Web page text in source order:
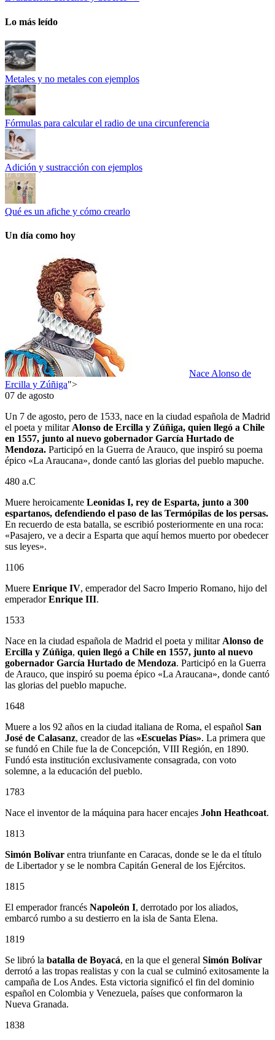
Lo más leído
Metales y no metales con ejemplos
Fórmulas para calcular el radio de una circunferencia
Adición y sustracción con ejemplos
Qué es un afiche y cómo crearlo
Un día como hoy
Nace Alonso de
Ercilla y Zúñiga">
07 de agosto
Un 7 de agosto, pero de 1533, nace en la ciudad española de Madrid
el poeta y militar Alonso de Ercilla y Zúñiga, quien llegó a Chile
en 1557, junto al nuevo gobernador García Hurtado de
Mendoza. Participó en la Guerra de Arauco, que inspiró su poema
épico «La Araucana», donde cantó las glorias del pueblo mapuche.
480 a.C
Muere heroicamente Leonidas I, rey de Esparta, junto a 300
espartanos, defendiendo el paso de las Termópilas de los persas.
En recuerdo de esta batalla, se escribió posteriormente en una roca:
«Pasajero, ve a decir a Esparta que aquí hemos muerto por obedecer
sus leyes».
1106
Muere Enrique IV, emperador del Sacro Imperio Romano, hijo del
emperadorEnrique III.
1533
Nace en la ciudad española de Madrid el poeta y militar Alonso de
Ercilla y Zúñiga, quien llegó a Chile en 1557, junto al nuevo
gobernador García Hurtado de Mendoza. Participó en la Guerra
de Arauco, que inspiró su poema épico «La Araucana», donde cantó
las glorias del pueblo mapuche.
1648
Muere a los 92 años en la ciudad italiana de Roma, el español San
José de Calasanz, creador de las «Escuelas Pías». La primera que
se fundó en Chile fue la de Concepción, VIII Región, en 1890.
Fundó esta institución exclusivamente consagrada, con voto
solemne, a la educación del pueblo.
1783
Nace el inventor de la máquina para hacer encajes John Heathcoat.
1813
Simón Bolívar entra triunfante en Caracas, donde se le da el título
de Libertador y se le nombra Capitán General de los Ejércitos.
1815
El emperador francés Napoleón I, derrotado por los aliados,
embarcó rumbo a su destierro en la isla de Santa Elena.
1819
Se libró la batalla de Boyacá, en la que el general Simón Bolívar
derrotó a las tropas realistas y con la cual se culminó exitosamente la
campaña de Los Andes. Esta victoria significó el fin del dominio
español en Colombia y Venezuela, países que conformaron la
Nueva Granada.
1838